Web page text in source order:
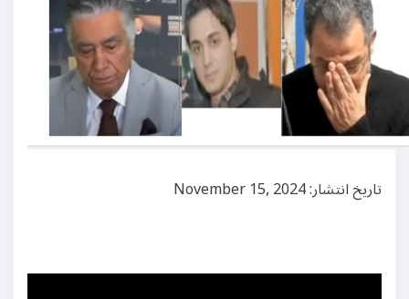
تاریخ انتشار: November 15, 2024